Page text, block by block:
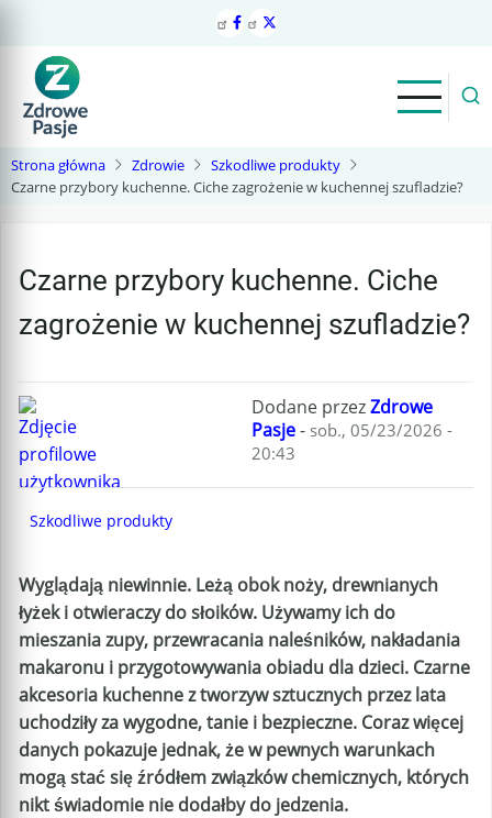
treści
Strona główna Zdrowie
Szkodliwe produkty
Czarne przybory kuchenne. Ciche zagrożenie w kuchennej szufladzie?
Czarne przybory kuchenne. Ciche
zagrożenie w kuchennej szufladzie?
Dodane przezZdrowe
Pasje- sob., 05/23/2026 -
20:43
Szkodliwe produkty
Wyglądają niewinnie. Leżą obok noży, drewnianych
łyżek i otwieraczy do słoików. Używamy ich do
mieszania zupy, przewracania naleśników, nakładania
makaronu i przygotowywania obiadu dla dzieci. Czarne
akcesoria kuchenne z tworzyw sztucznych przez lata
uchodziły za wygodne, tanie i bezpieczne. Coraz więcej
danych pokazuje jednak, że w pewnych warunkach
mogą stać się źródłem związków chemicznych, których
nikt świadomie nie dodałby do jedzenia.